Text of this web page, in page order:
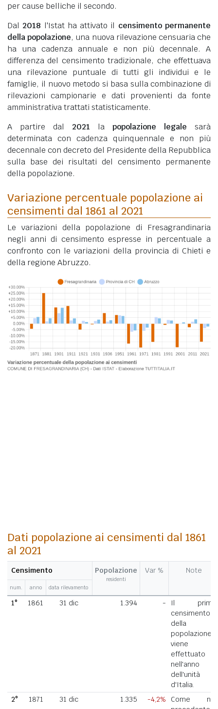
per cause belliche il secondo.
Dal 2018 l'Istat ha attivato il censimento permanente
della popolazione, una nuova rilevazione censuaria che
ha una cadenza annuale e non più decennale. A
differenza del censimento tradizionale, che effettuava
una rilevazione puntuale di tutti gli individui e le
famiglie, il nuovo metodo si basa sulla combinazione di
rilevazioni campionarie e dati provenienti da fonte
amministrativa trattati statisticamente.
A partire dal 2021 la popolazione legale sarà
determinata con cadenza quinquennale e non più
decennale con decreto del Presidente della Repubblica
sulla base dei risultati del censimento permanente
della popolazione.
Variazione percentuale popolazione ai
censimenti dal 1861 al 2021
Le variazioni della popolazione di Fresagrandinaria
negli anni di censimento espresse in percentuale a
confronto con le variazioni della provincia di Chieti e
della regione Abruzzo.
Dati popolazione ai censimenti dal 1861
al 2021
Censimento Popolazione
residenti
Var % Note
num. anno data rilevamento
1° 1861 31 dic 1.394 -
Il primo
censimento
della
popolazione
viene
effettuato
nell'anno
dell'unità
d'Italia.
2°
1871 31 dic 1.335 -4,2%
Come nel